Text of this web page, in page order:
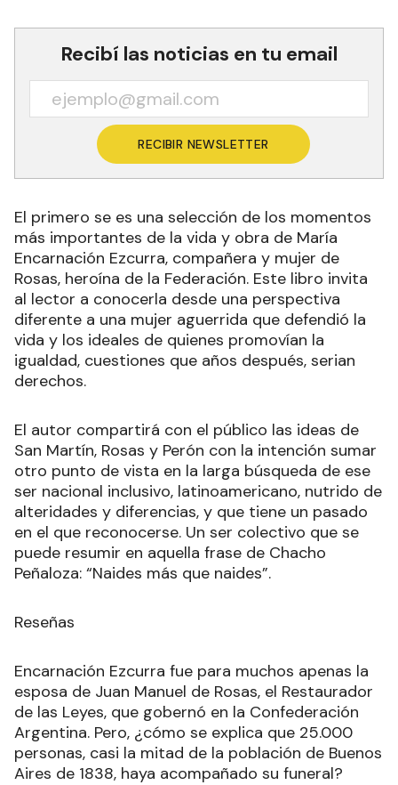
Recibí las noticias en tu email
RECIBIR NEWSLETTER
El primero se es una selección de los momentos
más importantes de la vida y obra de María
Encarnación Ezcurra, compañera y mujer de
Rosas, heroína de la Federación. Este libro invita
al lector a conocerla desde una perspectiva
diferente a una mujer aguerrida que defendió la
vida y los ideales de quienes promovían la
igualdad, cuestiones que años después, serian
derechos.
El autor compartirá con el público las ideas de
San Martín, Rosas y Perón con la intención sumar
otro punto de vista en la larga búsqueda de ese
ser nacional inclusivo, latinoamericano, nutrido de
alteridades y diferencias, y que tiene un pasado
en el que reconocerse. Un ser colectivo que se
puede resumir en aquella frase de Chacho
Peñaloza: “Naides más que naides”.
Reseñas
Encarnación Ezcurra fue para muchos apenas la
esposa de Juan Manuel de Rosas, el Restaurador
de las Leyes, que gobernó en la Confederación
Argentina. Pero, ¿cómo se explica que 25.000
personas, casi la mitad de la población de Buenos
Aires de 1838, haya acompañado su funeral?